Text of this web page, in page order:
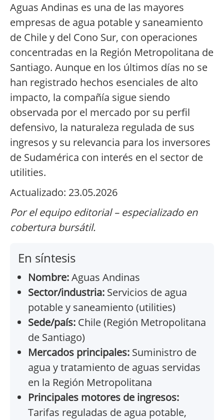
Aguas Andinas es una de las mayores
empresas de agua potable y saneamiento
de Chile y del Cono Sur, con operaciones
concentradas en la Región Metropolitana de
Santiago. Aunque en los últimos días no se
han registrado hechos esenciales de alto
impacto, la compañía sigue siendo
observada por el mercado por su perfil
defensivo, la naturaleza regulada de sus
ingresos y su relevancia para los inversores
de Sudamérica con interés en el sector de
utilities.
Actualizado: 23.05.2026
Por el equipo editorial – especializado en
cobertura bursátil.
En síntesis
Nombre:Aguas Andinas
Sector/industria: Servicios de agua
potable y saneamiento (utilities)
Sede/país: Chile (Región Metropolitana
de Santiago)
Mercados principales: Suministro de
agua y tratamiento de aguas servidas
en la Región Metropolitana
Principales motores de ingresos:
Tarifas reguladas de agua potable,